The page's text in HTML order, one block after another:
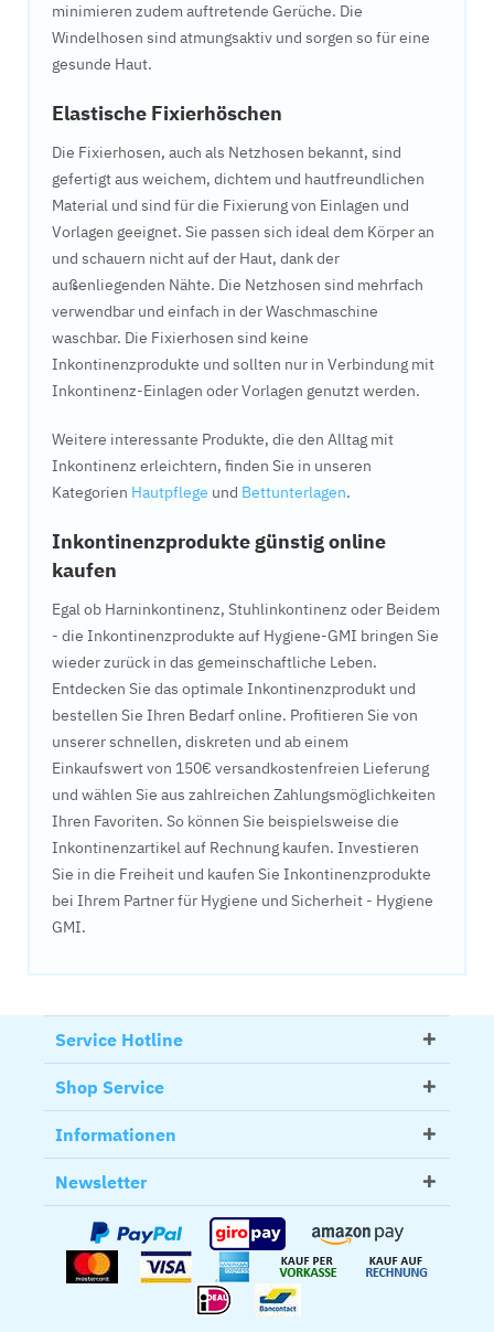
minimieren zudem auftretende Gerüche. Die
Windelhosen sind atmungsaktiv und sorgen so für eine
gesunde Haut.
Elastische Fixierhöschen
Die Fixierhosen, auch als Netzhosen bekannt, sind
gefertigt aus weichem, dichtem und hautfreundlichen
Material und sind für die Fixierung von Einlagen und
Vorlagen geeignet. Sie passen sich ideal dem Körper an
und schauern nicht auf der Haut, dank der
außenliegenden Nähte. Die Netzhosen sind mehrfach
verwendbar und einfach in der Waschmaschine
waschbar. Die Fixierhosen sind keine
Inkontinenzprodukte und sollten nur in Verbindung mit
Inkontinenz-Einlagen oder Vorlagen genutzt werden.
Weitere interessante Produkte, die den Alltag mit
Inkontinenz erleichtern, finden Sie in unseren
Kategorien Hautpflege und Bettunterlagen.
Inkontinenzprodukte günstig online
kaufen
Egal ob Harninkontinenz, Stuhlinkontinenz oder Beidem
- die Inkontinenzprodukte auf Hygiene-GMI bringen Sie
wieder zurück in das gemeinschaftliche Leben.
Entdecken Sie das optimale Inkontinenzprodukt und
bestellen Sie Ihren Bedarf online. Profitieren Sie von
unserer schnellen, diskreten und ab einem
Einkaufswert von 150€ versandkostenfreien Lieferung
und wählen Sie aus zahlreichen Zahlungsmöglichkeiten
Ihren Favoriten. So können Sie beispielsweise die
Inkontinenzartikel auf Rechnung kaufen. Investieren
Sie in die Freiheit und kaufen Sie Inkontinenzprodukte
bei Ihrem Partner für Hygiene und Sicherheit - Hygiene
GMI.
Service Hotline
Shop Service
Informationen
Newsletter